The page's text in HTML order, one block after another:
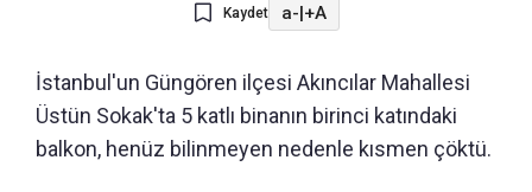
Kaydet a-|+A
İstanbul'un Güngören ilçesi Akıncılar Mahallesi
Üstün Sokak'ta 5 katlı binanın birinci katındaki
balkon, henüz bilinmeyen nedenle kısmen çöktü.